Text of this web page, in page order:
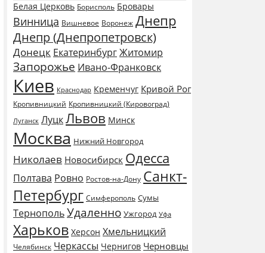
Белая Церковь Борисполь Бровары
Винница Вишневое Воронеж Днепр
Днепр (Днепропетровск)
Донецк ЕкатеринбургЖитомир
Запорожье Ивано-Франковск
Киев Краснодар Кременчуг Кривой Рог
Кропивницкий Кропивницкий (Кировоград)
Луганск ЛуцкЛьвов Минск
Москва Нижний Новгород
Николаев Новосибирск Одесса
Полтава Ровно Ростов-на-Дону Санкт-
Петербург Симферополь Сумы
ТернопольУдаленно Ужгород Уфа
Харьков Херсон Хмельницкий
Челябинск Черкассы Чернигов Черновцы